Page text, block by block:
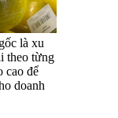
là xu
theo từng
cao để
doanh